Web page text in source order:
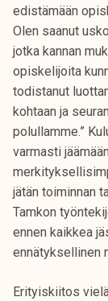
edistämään
Olen saanut
jotka kannan
opiskelijoita
todistanut
kohtaan ja
polullamme.”
varmasti
jätän toiminnan
Tamkon
ennen kaikkea
ennätyksellinen
Erityiskiitos